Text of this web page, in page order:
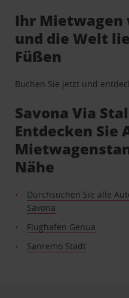
Ihr
und die Welt
Füßen
Buchen Sie jetzt und
Savona Via
Entdecken Sie
Nähe
Durchsuchen Sie alle
Savona
Flughafen Genua
Sanremo Stadt